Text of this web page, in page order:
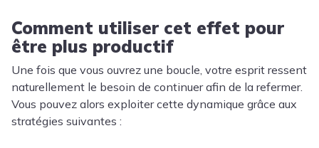
Comment utiliser cet effet pour
être plus productif
Une fois que vous ouvrez une boucle, votre esprit ressent
naturellement le besoin de continuer afin de la refermer.
Vous pouvez alors exploiter cette dynamique grâce aux
stratégies suivantes :